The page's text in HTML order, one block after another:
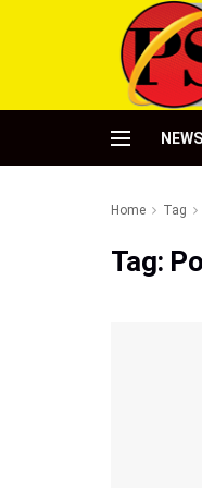
NEWS
Home Tag
Tag: